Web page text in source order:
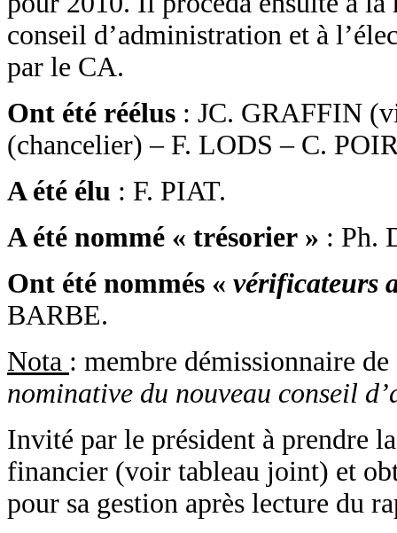
conseil d’administration et à
par le CA.
Ont été réélus : JC. GRAFFIN
(chancelier) – F. LODS – C.
A été élu : F. PIAT.
A été nommé « trésorier » : Ph.
Ont été nommés « vérificateurs
BARBE.
Nota : membre démissionnaire
nominative du nouveau conseil
Invité par le président à prendre
financier (voir tableau joint) et
pour sa gestion après lecture du